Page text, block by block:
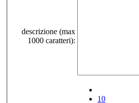
descrizione (max
1000 caratteri):
10